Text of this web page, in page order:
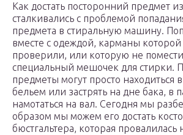
Как достать посторонний предмет
сталкивались с проблемой
предмета в стиральную машину.
вместе с одеждой, карманы
проверили, или которую не
специальный мешочек для стирки.
предметы могут просто находиться
бельем или застрять на дне бака, в
намотаться на вал. Сегодня мы
образом мы можем его достать
бюстгальтера, которая провалилась